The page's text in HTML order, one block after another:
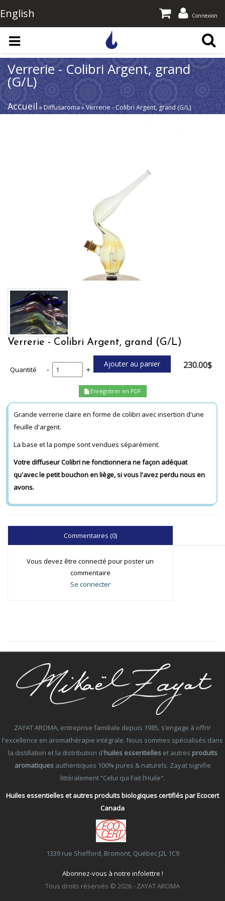
Aller au contenu principal
English Connexion
Verrerie - Colibri Argent, grand
(G/L)
Accueil » Diffusaroma » Verrerie - Colibri Argent, grand (G/L)
Verrerie - Colibri Argent, grand (G/L)
Quantité - + 230.00$
Enregistrer en PDF
Grande verrerie claire en forme de colibri avec insertion d'une
feuille d'argent.
La base et la pompe sont vendues séparément.
Votre diffuseur Colibri ne fonctionnera ne façon adéquat
qu'avec le petit bouchon en liège, si vous l'avez perdu nous en
avons.
Commentaires (0)
Vous devez être connecté pour poster un
commentaire
Se connecter
ZAYAT AROMA, entreprise familiale depuis 1985, s’engage à offrir
l'excellence en aromathérapie intégrale. Nous sommes spécialisés dans
la distillation et la distribution d'huiles essentielleset autres produits
aromatiquesauthentiques 100% pures & naturels. Zayat signifie
littéralement “Celui qui Fait l’Huile".
Huiles essentielles et autres produits biologiques certifiés par Ecocert
Canada
1339 rue Shefford, Bromont, Québec J2L 1C9
Abonnez-vous à notre infolettre !
Tous droits réservés © 2026 - ZAYAT AROMA